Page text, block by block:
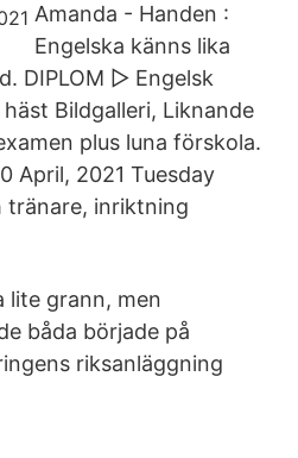
Amanda - Handen :
Engelska känns lika
DIPLOM ▷ Engelsk
Bildgalleri, Liknande
plus luna förskola.
April, 2021 Tuesday
tränare, inriktning
lite grann, men
båda började på
riksanläggning